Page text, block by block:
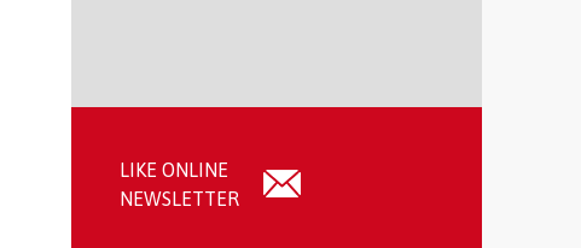
LIKE ONLINE
NEWSLETTER